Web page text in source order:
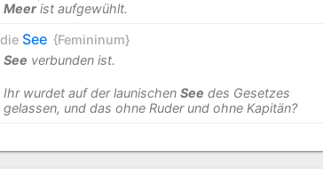
Meerist aufgewühlt.
die See {Femininum}
See verbunden ist.
Ihr wurdet auf der launischen See des Gesetzes
gelassen, und das ohne Ruder und ohne Kapitän?